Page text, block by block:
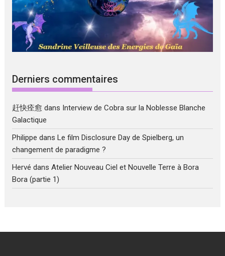
Derniers commentaires
赶快痊愈 dans Interview de Cobra sur la Noblesse Blanche
Galactique
Philippe dansLe film Disclosure Day de Spielberg, un
changement de paradigme ?
Hervé dansAtelier Nouveau Ciel et Nouvelle Terre à Bora
Bora (partie 1)